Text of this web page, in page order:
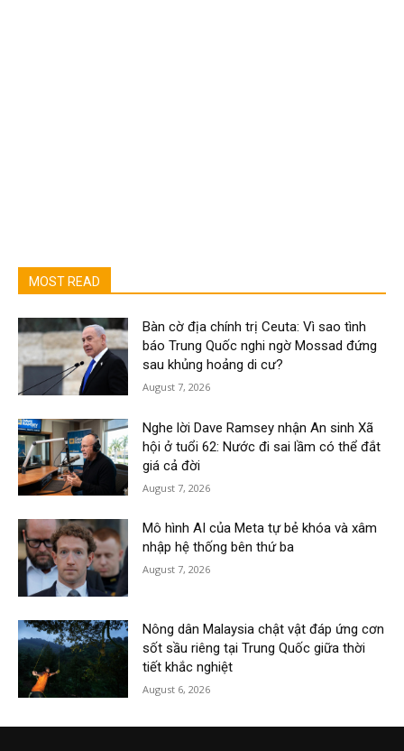
MOST READ
Bàn cờ địa chính trị Ceuta: Vì sao tình
báo Trung Quốc nghi ngờ Mossad đứng
sau khủng hoảng di cư?
August 7, 2026
Nghe lời Dave Ramsey nhận An sinh Xã
hội ở tuổi 62: Nước đi sai lầm có thể đắt
giá cả đời
August 7, 2026
Mô hình AI của Meta tự bẻ khóa và xâm
nhập hệ thống bên thứ ba
August 7, 2026
Nông dân Malaysia chật vật đáp ứng cơn
sốt sầu riêng tại Trung Quốc giữa thời
tiết khắc nghiệt
August 6, 2026